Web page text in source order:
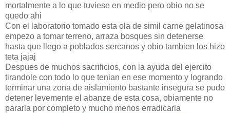
mortalmente a lo que tuviese en medio pero obio no se
quedo ahi
Con el laboratorio tomado esta ola de simil carne gelatinosa
empezo a tomar terreno, arraza bosques sin detenerse
hasta que llego a poblados sercanos y obio tambien los hizo
teta jajaj
Despues de muchos sacrificios, con la ayuda del ejercito
tirandole con todo lo que tenian en ese momento y logrando
terminar una zona de aislamiento bastante insegura se pudo
detener levemente el abanze de esta cosa, obiamente no
pararla por completo y mucho menos erradicarla